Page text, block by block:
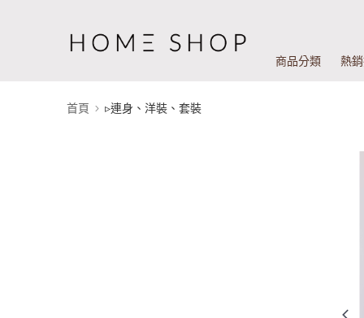
商品分類 熱
首頁 ▹連身、洋裝、套裝